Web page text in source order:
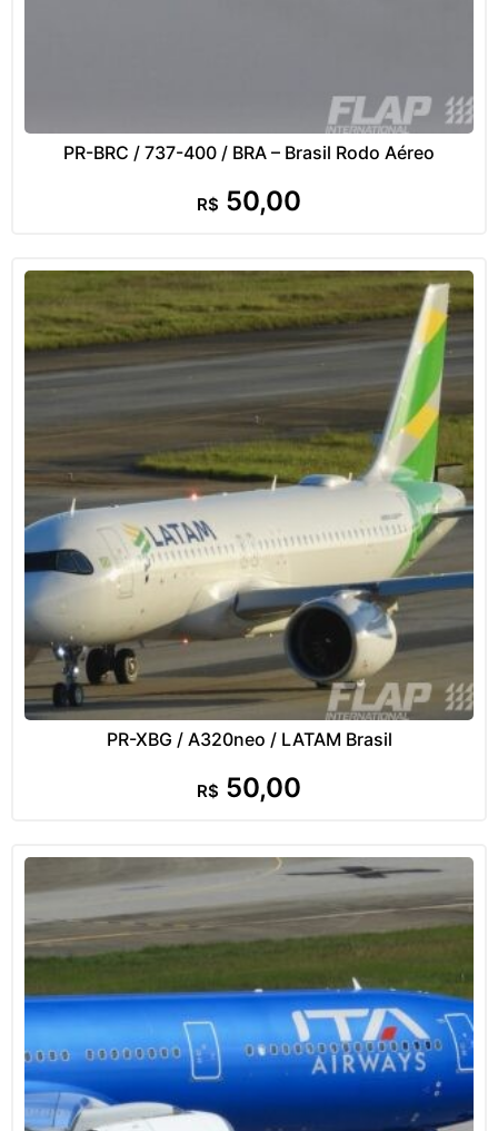
PR-BRC / 737-400 / BRA – Brasil Rodo Aéreo
R$ 50,00
PR-XBG / A320neo / LATAM Brasil
R$ 50,00